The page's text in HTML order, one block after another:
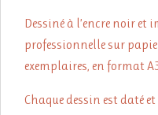
Dessiné à l’encre noir
professionnelle sur
exemplaires, en format
Chaque dessin est daté